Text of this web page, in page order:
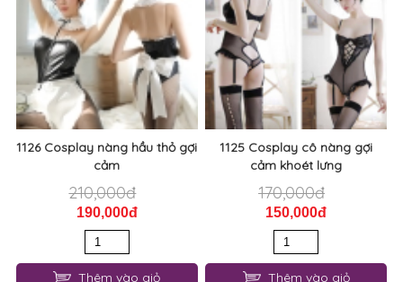
1126 Cosplay nàng hầu thỏ gợi
cảm
210,000đ
190,000đ
Thêm vào giỏ
1125 Cosplay cô nàng gợi
cảm khoét lưng
170,000đ
150,000đ
Thêm vào giỏ